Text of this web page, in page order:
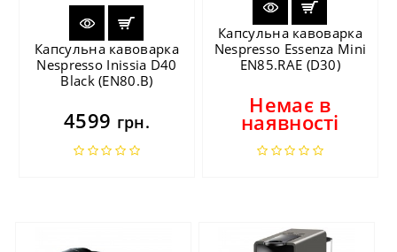
Капсульна кавоварка
Nespresso Inissia D40
Black (EN80.B)
4599 грн.
Капсульна кавоварка
Nespresso Essenza Mini
EN85.RAE (D30)
Немає в
наявності